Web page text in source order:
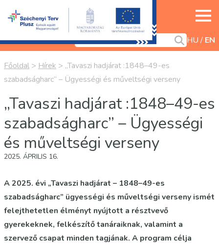
HU EN
Főoldal > Hírek > „Tavaszi hadjárat :1848–49-es
szabadságharc” – Ügyességi és műveltségi verseny
„Tavaszi hadjárat :1848–49-es
szabadságharc” – Ügyességi
és műveltségi verseny
2025. ÁPRILIS 16.
A 2025. évi „Tavaszi hadjárat – 1848–49-es
szabadságharc” ügyességi és műveltségi verseny ismét
felejthetetlen élményt nyújtott a résztvevő
gyerekeknek, felkészítő tanáraiknak, valamint a
szervező csapat minden tagjának. A program célja